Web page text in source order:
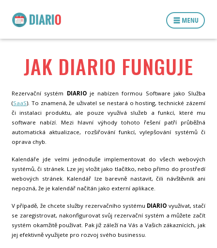
JAK DIARIO FUNGUJE
Rezervační systém DIARIOje nabízen formou Software jako Služba
(SaaS). To znamená, že uživatel se nestará o hosting, technické zázemí
či instalaci produktu, ale pouze využívá služeb a funkcí, které mu
software nabízí. Mezi hlavní výhody tohoto řešení patří průběžná
automatická aktualizace, rozšiřování funkcí, vylepšování systémů či
oprava chyb.
Kalendáře jde velmi jednoduše implementovat do všech webových
systémů, či stránek. Lze jej vložit jako tlačítko, nebo přímo do prostředí
webových stránek. Kalendář lze barevně nastavit, čili návštěvník ani
nepozná, že je kalendář načítán jako externí aplikace.
V případě, že chcete služby rezervačního systému DIARIO využívat, stačí
se zaregistrovat, nakonfigurovat svůj rezervační systém a můžete začít
systém okamžitě používat. Pak již záleží na Vás a Vašich zákaznících, jak
jej efektivně využijete pro rozvoj svého businessu.